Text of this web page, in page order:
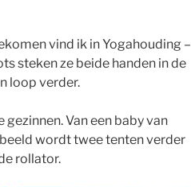
vind ik in Yogahouding –
steken ze beide handen in de
loop verder.
Van een baby van
wordt twee tenten verder
rollator.